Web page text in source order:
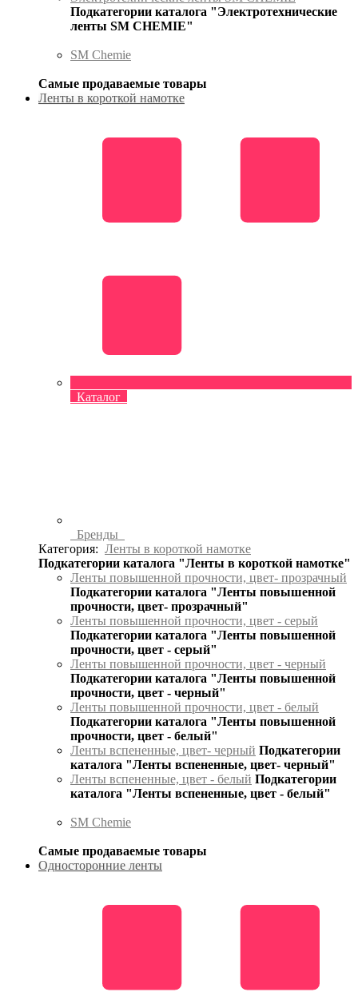
Подкатегории каталога "Электротехнические
ленты SM CHEMIE"
SM Chemie
Самые продаваемые товары
Ленты в короткой намотке
Каталог
Бренды
Категория: Ленты в короткой намотке
Подкатегории каталога "Ленты в короткой намотке"
Ленты повышенной прочности, цвет- прозрачный
Подкатегории каталога "Ленты повышенной
прочности, цвет- прозрачный"
Ленты повышенной прочности, цвет - серый
Подкатегории каталога "Ленты повышенной
прочности, цвет - серый"
Ленты повышенной прочности, цвет - черный
Подкатегории каталога "Ленты повышенной
прочности, цвет - черный"
Ленты повышенной прочности, цвет - белый
Подкатегории каталога "Ленты повышенной
прочности, цвет - белый"
Ленты вспененные, цвет- черный Подкатегории
каталога "Ленты вспененные, цвет- черный"
Ленты вспененные, цвет - белый Подкатегории
каталога "Ленты вспененные, цвет - белый"
SM Chemie
Самые продаваемые товары
Односторонние ленты